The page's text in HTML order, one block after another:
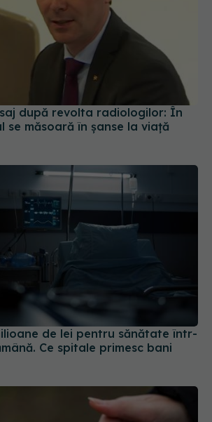
după revolta radiologilor: În
se măsoară în șanse la viață
de lei pentru sănătate într-
Ce spitale primesc bani